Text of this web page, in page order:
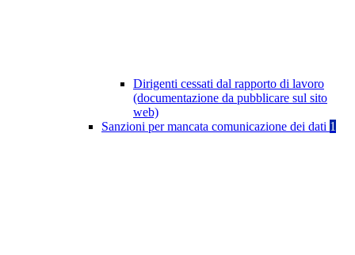
Dirigenti cessati dal rapporto di lavoro
(documentazione da pubblicare sul sito
web)
Sanzioni per mancata comunicazione dei dati 1